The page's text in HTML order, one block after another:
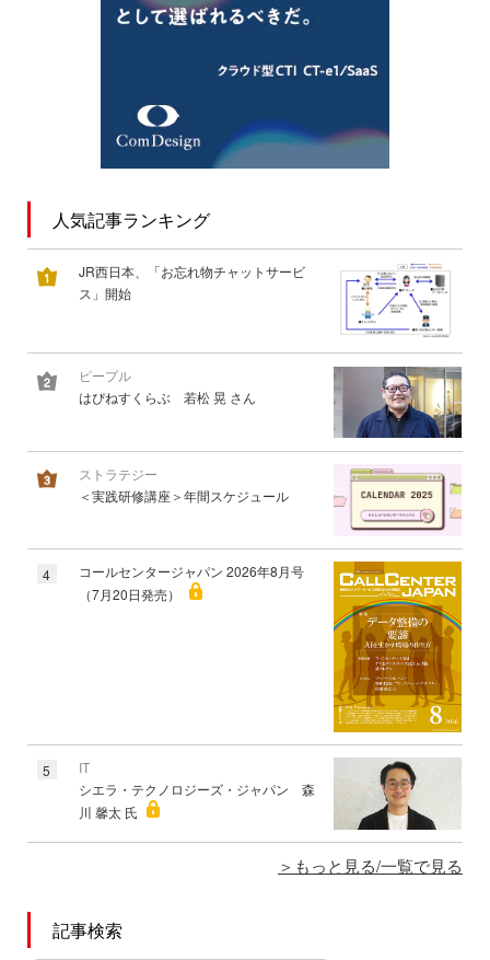
人気記事ランキング
JR西日本、「お忘れ物チャットサービ
ス」開始
ピープル
はぴねすくらぶ 若松 晃 さん
ストラテジー
＜実践研修講座＞年間スケジュール
4
コールセンタージャパン 2026年8月号
（7月20日発売）
5
IT
シエラ・テクノロジーズ・ジャパン 森
川 馨太 氏
もっと見る/一覧で見る
記事検索